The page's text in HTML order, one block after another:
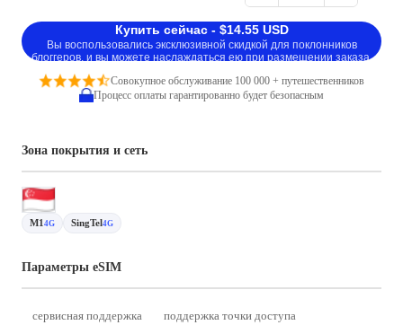
Купить сейчас - $14.55 USD
Вы воспользовались эксклюзивной скидкой для поклонников
блоггеров, и вы можете наслаждаться ею при размещении заказа.
Совокупное обслуживание 100 000 + путешественников
Процесс оплаты гарантированно будет безопасным
Зона покрытия и сеть
M1 4G SingTel4G
Параметры eSIM
сервисная поддержка
поддержка точки доступа